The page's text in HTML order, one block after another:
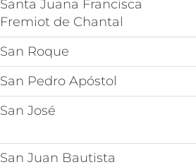
Santa Juana Francisca
Fremiot de Chantal
San Roque
San Pedro Apóstol
San José
San Juan Bautista